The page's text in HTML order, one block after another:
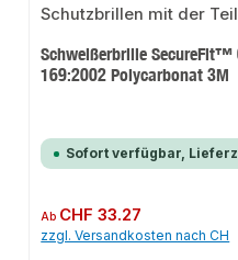
Schweißerbrille SecureFit™
169:2002 Polycarbonat 3M
Sofort verfügbar,
Regulärer Preis:
Ab CHF 33.27
zzgl. Versandkosten nach CH